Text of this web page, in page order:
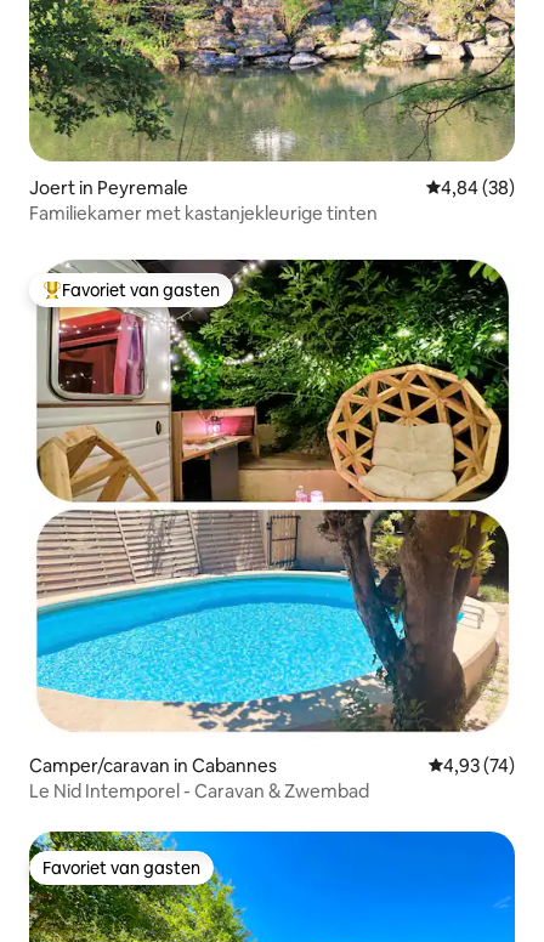
Joert in Peyremale Gemiddelde
4,84 (38)
Familiekamer met kastanjekleurige tinten
Topfavoriet van gasten
Favoriet van gasten
Camper/caravan in Cabannes Gemiddelde
4,93 (74)
Le Nid Intemporel - Caravan & Zwembad
Favoriet van gasten
Favoriet van gasten